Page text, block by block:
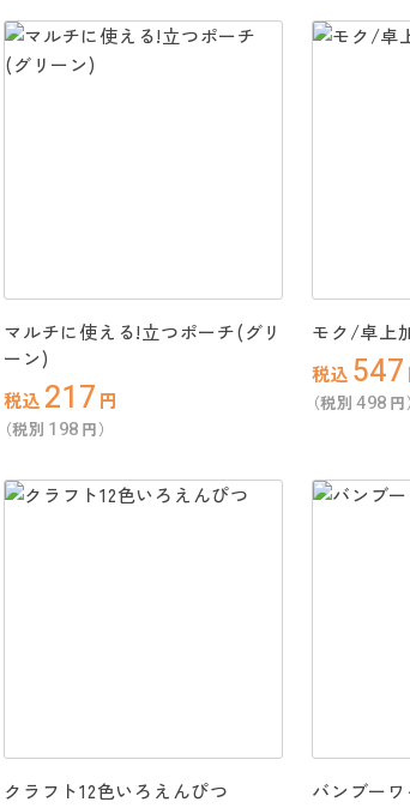
マルチに使える!立つポーチ(グリ
ーン)
税込 217 円
（税別 198 円）
モク/卓上
税込 547
（税別 498
クラフト12色いろえんぴつ
バンブー